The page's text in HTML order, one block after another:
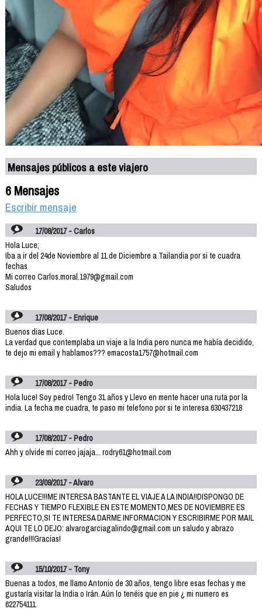
Mensajes públicos a este viajero
6 Mensajes
Escribir mensaje
17/08/2017 - Carlos
Hola Luce;
Iba a ir del 24de Noviembre al 11 de Diciembre a Tailandia por si te cuadra
fechas
Mi correo Carlos.moral.1979@gmail.com
Saludos
17/08/2017 - Enrique
Buenos dias Luce.
La verdad que contemplaba un viaje a la India pero nunca me había decidido,
te dejo mi email y hablamos??? emacosta1757@hotmail.com
17/08/2017 - Pedro
Hola luce! Soy pedro! Tengo 31 años y Llevo en mente hacer una ruta por la
india. La fecha me cuadra, te paso mi telefono por si te interesa 630437218
17/08/2017 - Pedro
Ahh y olvide mi correo jajaja... rodry61@hotmail.com
23/09/2017 - Alvaro
HOLA LUCE!!!ME INTERESA BASTANTE EL VIAJE A LA INDIA!!DISPONGO DE
FECHAS Y TIEMPO FLEXIBLE EN ESTE MOMENTO,MES DE NOVIEMBRE ES
PERFECTO,SI TE INTERESA DARME INFORMACION Y ESCRIBIRME POR MAIL
AQUI TE LO DEJO: alvarogarciagalindo@gmail.com un saludo y abrazo
grande!!!Gracias!
15/10/2017 - Tony
Buenas a todos, me llamo Antonio de 30 años, tengo libre esas fechas y me
gustaría visitar la India o Irán. Aún lo tenéis que en pie ¿ mi numero es
622754111